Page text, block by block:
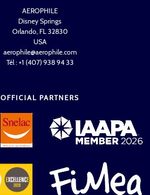
AEROPHILE
Disney Springs
Orlando, FL 32830
USA
aerophile@aerophile.com
Tél : +1 (407) 938 94 33
OFFICIAL PARTNERS